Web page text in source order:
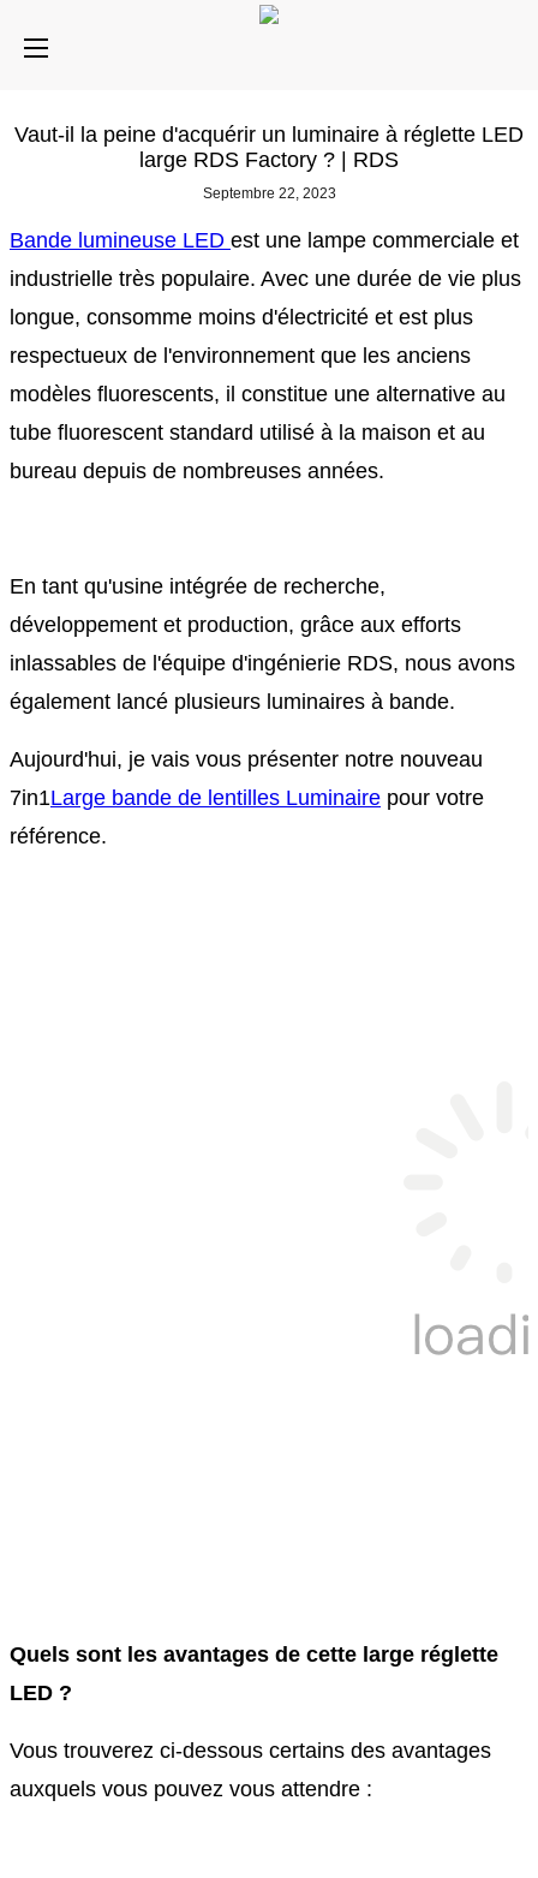
Vaut-il la peine d'acquérir un luminaire à réglette LED
large RDS Factory ? | RDS
Septembre 22, 2023
Bande lumineuse LED est une lampe commerciale et
industrielle très populaire. Avec une durée de vie plus
longue, consomme moins d'électricité et est plus
respectueux de l'environnement que les anciens
modèles fluorescents, il constitue une alternative au
tube fluorescent standard utilisé à la maison et au
bureau depuis de nombreuses années.
En tant qu'usine intégrée de recherche,
développement et production, grâce aux efforts
inlassables de l'équipe d'ingénierie RDS, nous avons
également lancé plusieurs luminaires à bande.
Aujourd'hui, je vais vous présenter notre nouveau
7in1Large bande de lentilles Luminaire pour votre
référence.
Quels sont les avantages de cette large réglette
LED ?
Vous trouverez ci-dessous certains des avantages
auxquels vous pouvez vous attendre :